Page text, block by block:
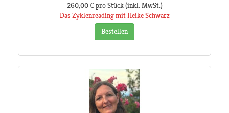
260,00 € pro Stück(inkl. MwSt.)
Das Zyklenreading mit Heike Schwarz
Bestellen